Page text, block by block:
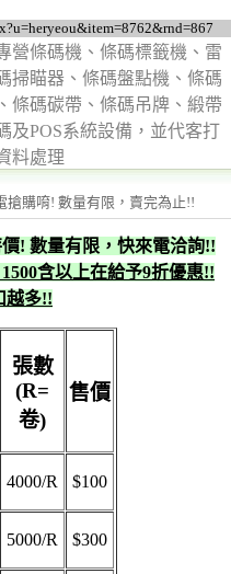
營條碼機、條碼標籤機、雷
掃瞄器、條碼盤點機、條碼
條碼碳帶、條碼吊牌、緞帶
及POS系統設備，並代客打
料處理
搶購唷! 數量有限，賣完為止!!
! 數量有限，快來電洽詢!!
含以上在給予9折優惠!!
越多!!
張數
(R=
卷)
售價
4000/R $100
5000/R $300